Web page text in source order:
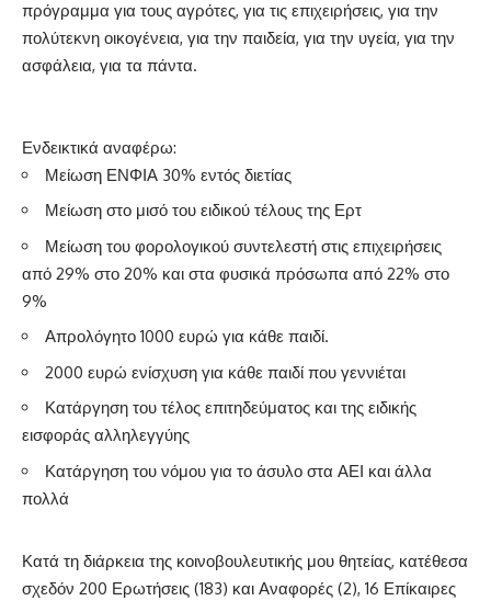
πρόγραμμα για τους αγρότες, για τις επιχειρήσεις, για την
πολύτεκνη οικογένεια, για την παιδεία, για την υγεία, για την
ασφάλεια, για τα πάντα.
Ενδεικτικά αναφέρω:
Μείωση ΕΝΦΙΑ 30% εντός διετίας
Μείωση στο μισό του ειδικού τέλους της Ερτ
Μείωση του φορολογικού συντελεστή στις επιχειρήσεις
από 29% στο 20% και στα φυσικά πρόσωπα από 22% στο
9%
Απρολόγητο 1000 ευρώ για κάθε παιδί.
2000 ευρώ ενίσχυση για κάθε παιδί που γεννιέται
Κατάργηση του τέλος επιτηδεύματος και της ειδικής
εισφοράς αλληλεγγύης
Κατάργηση του νόμου για το άσυλο στα ΑΕΙ και άλλα
πολλά
Κατά τη διάρκεια της κοινοβουλευτικής μου θητείας, κατέθεσα
σχεδόν 200 Ερωτήσεις (183) και Αναφορές (2), 16 Επίκαιρες